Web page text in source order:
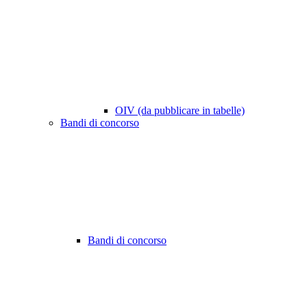
OIV (da pubblicare in tabelle)
Bandi di concorso
Bandi di concorso